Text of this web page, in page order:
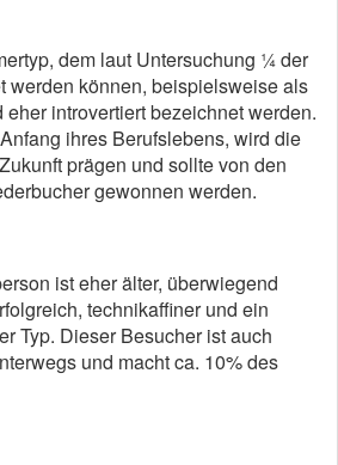
dem laut Untersuchung ¼ der
werden können, beispielsweise als
introvertiert bezeichnet werden.
ihres Berufslebens, wird die
prägen und sollte von den
gewonnen werden.
ist eher älter, überwiegend
technikaffiner und ein
Typ. Dieser Besucher ist auch
und macht ca. 10% des